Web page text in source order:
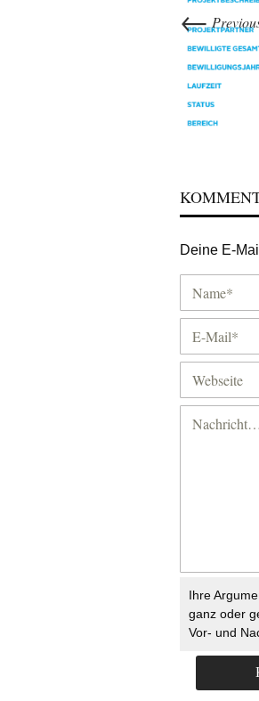
←
Deine E-
Ihre
ganz oder
Vor- und